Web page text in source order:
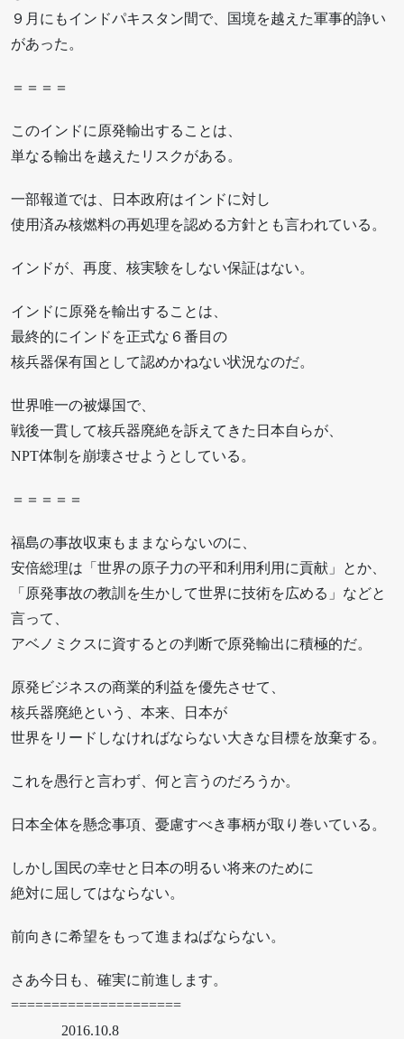
９月にもインドパキスタン間で、国境を越えた軍事的諍い
があった。
＝＝＝＝
このインドに原発輸出することは、
単なる輸出を越えたリスクがある。
一部報道では、日本政府はインドに対し
使用済み核燃料の再処理を認める方針とも言われている。
インドが、再度、核実験をしない保証はない。
インドに原発を輸出することは、
最終的にインドを正式な６番目の
核兵器保有国として認めかねない状況なのだ。
世界唯一の被爆国で、
戦後一貫して核兵器廃絶を訴えてきた日本自らが、
NPT体制を崩壊させようとしている。
＝＝＝＝＝
福島の事故収束もままならないのに、
安倍総理は「世界の原子力の平和利用利用に貢献」とか、
「原発事故の教訓を生かして世界に技術を広める」などと
言って、
アベノミクスに資するとの判断で原発輸出に積極的だ。
原発ビジネスの商業的利益を優先させて、
核兵器廃絶という、本来、日本が
世界をリードしなければならない大きな目標を放棄する。
これを愚行と言わず、何と言うのだろうか。
日本全体を懸念事項、憂慮すべき事柄が取り巻いている。
しかし国民の幸せと日本の明るい将来のために
絶対に屈してはならない。
前向きに希望をもって進まねばならない。
さあ今日も、確実に前進します。
=====================
2016.10.8